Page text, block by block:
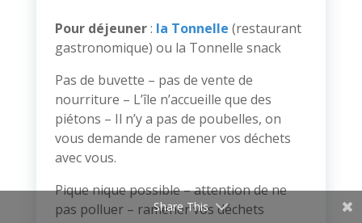
Pour déjeuner: la Tonnelle (restaurant
gastronomique) ou la Tonnelle snack
Pas de buvette – pas de vente de
nourriture – L’île n’accueille que des
piétons – Il n’y a pas de poubelles, on
vous demande de ramener vos déchets
avec vous.
Pique nique possible – attention de ne
pas polluer – ramener vos déchets
Share This